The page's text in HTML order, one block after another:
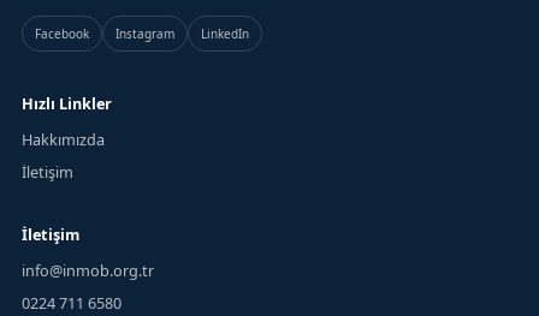
Facebook Instagram LinkedIn
Hızlı Linkler
Hakkımızda
İletişim
İletişim
info@inmob.org.tr
0224 711 6580